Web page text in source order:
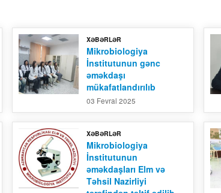
XƏBƏRLƏR
Mikrobiologiya
İnstitutunun gənc
əməkdaşı
mükafatlandırılıb
03 Fevral 2025
XƏBƏRLƏR
Mikrobiologiya
İnstitutunun
əməkdaşları Elm və
Təhsil Nazirliyi